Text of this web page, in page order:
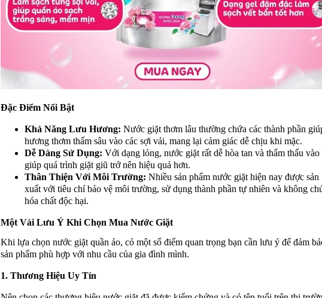
Đặc Điểm Nổi Bật
Khả Năng Lưu Hương: Nước giặt thơm lâu thường chứa các thành phần
hương thơm thấm sâu vào các sợi vải, mang lại cảm giác dễ chịu khi mặc.
Dễ Dàng Sử Dụng: Với dạng lỏng, nước giặt rất dễ hòa tan và thẩm thấu vào
giúp quá trình giặt giũ trở nên hiệu quả hơn.
Thân Thiện Với Môi Trường: Nhiều sản phẩm nước giặt hiện nay được sản
xuất với tiêu chí bảo vệ môi trường, sử dụng thành phần tự nhiên và không
hóa chất độc hại.
Một Vài Lưu Ý Khi Chọn Mua Nước Giặt
Khi lựa chọn nước giặt quần áo, có một số điểm quan trọng bạn cần lưu ý để đảm
sản phẩm phù hợp với nhu cầu của gia đình mình.
1. Thương Hiệu Uy Tín